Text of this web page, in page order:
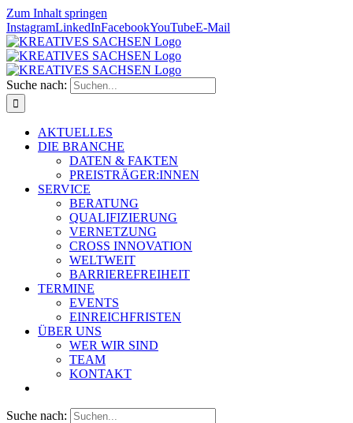
Zum Inhalt springen
InstagramLinkedInFacebookYouTubeE-Mail
Suche nach:
AKTUELLES
DIE BRANCHE
DATEN & FAKTEN
PREISTRÄGER:INNEN
SERVICE
BERATUNG
QUALIFIZIERUNG
VERNETZUNG
CROSS INNOVATION
WELTWEIT
BARRIEREFREIHEIT
TERMINE
EVENTS
EINREICHFRISTEN
ÜBER UNS
WER WIR SIND
TEAM
KONTAKT
Suche nach: